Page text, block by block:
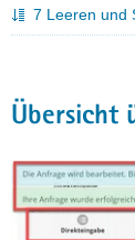
a
g
a
i
o
7 Leeren und
Übersicht